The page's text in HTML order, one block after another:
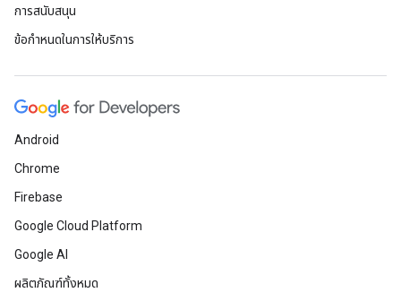
การสนับสนุน
ข้อกำหนดในการให้บริการ
Android
Chrome
Firebase
Google Cloud Platform
Google AI
ผลิตภัณฑ์ทั้งหมด